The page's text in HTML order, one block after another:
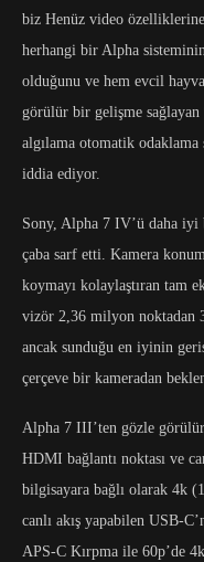
biz Henüz video
herhangi bir Alpha
olduğunu ve hem evcil
görülür bir gelişme sağlayan
algılama otomatik
iddia ediyor.
Sony, Alpha 7 IV’ü daha
çaba sarf etti. Kamera
koymayı kolaylaştıran tam
vizör 2,36 milyon
ancak sunduğu en iyinin
çerçeve bir kameradan
Alpha 7 III’ten gözle
HDMI bağlantı noktası ve
bilgisayara bağlı olarak 4k
canlı akış yapabilen USB-
APS-C Kırpma ile 60p’de